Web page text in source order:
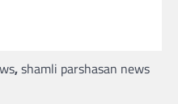
,shamli parshasan news